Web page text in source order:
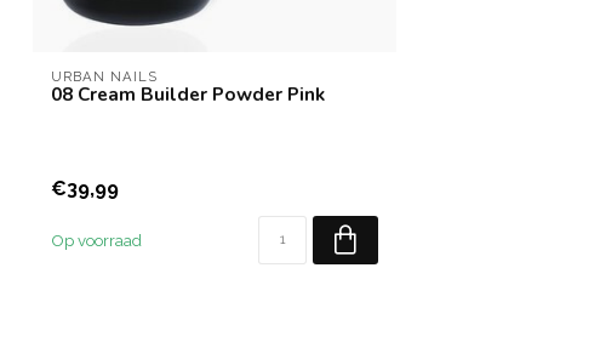
URBAN NAILS
08 Cream Builder Powder Pink
€39,99
Op voorraad